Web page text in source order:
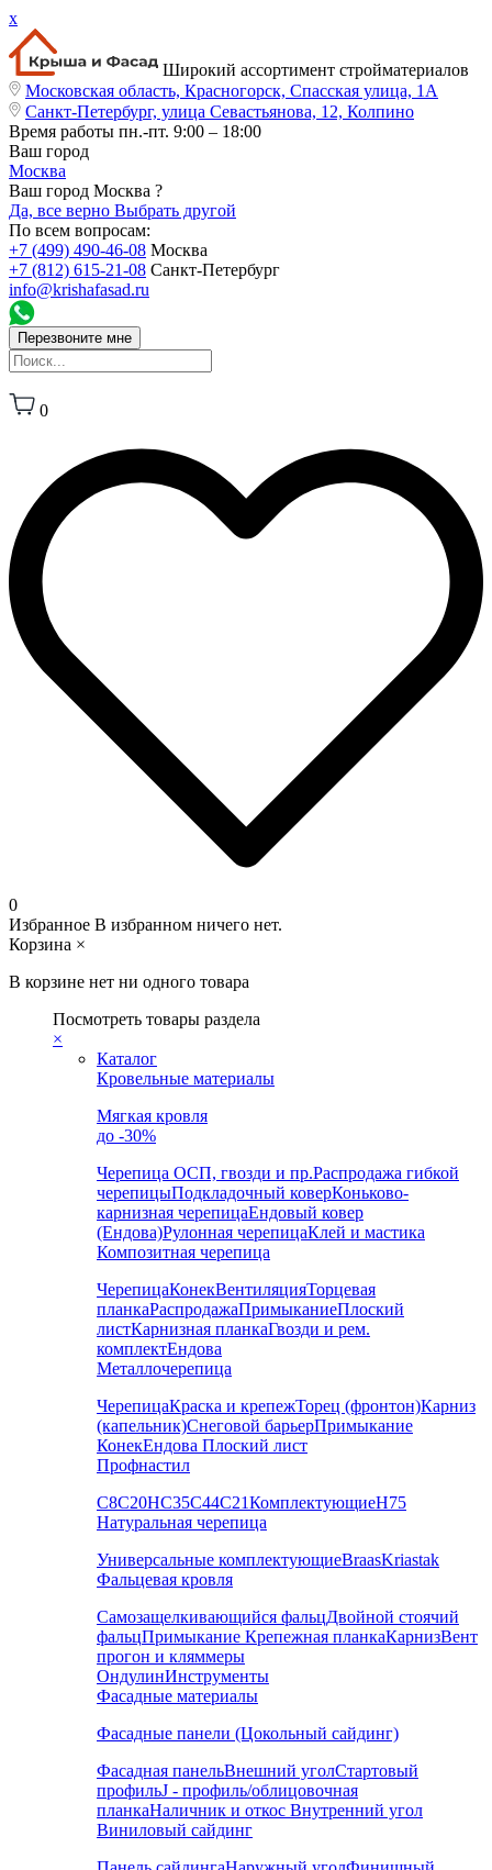
x
Широкий ассортимент стройматериалов
Московская область, Красногорск, Спасская улица, 1А
Санкт-Петербург, улица Севастьянова, 12, Колпино
Время работы пн.-пт. 9:00 – 18:00
Ваш город
Москва
Ваш город Москва ?
Да, все верно Выбрать другой
По всем вопросам:
+7 (499) 490-46-08 Москва
+7 (812) 615-21-08 Санкт-Петербург
info@krishafasad.ru
Перезвоните мне
0
0
Избранное В избранном ничего нет.
Корзина ×
В корзине нет ни одного товара
Посмотреть товары раздела
×
Каталог
Кровельные материалы
Мягкая кровля
до -30%
Черепица ОСП, гвозди и пр.Распродажа гибкой
черепицыПодкладочный коверКоньково-
карнизная черепицаЕндовый ковер
(Ендова)Рулонная черепицаКлей и мастика
Композитная черепица
ЧерепицаКонекВентиляцияТорцевая
планкаРаспродажаПримыканиеПлоский
листКарнизная планкаГвозди и рем.
комплектЕндова
Металлочерепица
ЧерепицаКраска и крепежТорец (фронтон)Карниз
(капельник)Снеговой барьерПримыкание
КонекЕндова Плоский лист
Профнастил
С8С20НС35С44С21КомплектующиеН75
Натуральная черепица
Универсальные комплектующиеBraasKriastak
Фальцевая кровля
Самозащелкивающийся фальцДвойной стоячий
фальцПримыкание Крепежная планкаКарнизВент
прогон и кляммеры
ОндулинИнструменты
Фасадные материалы
Фасадные панели (Цокольный сайдинг)
Фасадная панельВнешний уголСтартовый
профильJ - профиль/облицовочная
планкаНаличник и откос Внутренний угол
Виниловый сайдинг